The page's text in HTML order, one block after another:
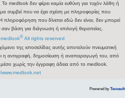
medlook δεν φέρει καμία ευθύνη για τυχόν λάθη ή
συμβεί που να έχει σχέση με πληροφορίες που
Η πληροφόρηση που δίνεται εδώ δεν είναι, δεν μπορεί
σαν βάση για διάγνωση ή επιλογή θεραπείας.
® All rights reserved
της ιστοσελίδας αυτής αποτελούν πνευματική
η αντιγραφή, δημοσίευση ή αναπαραγωγή του, από
χωρίς την έγγραφη άδεια από το medlook.
Powered by Tecvault